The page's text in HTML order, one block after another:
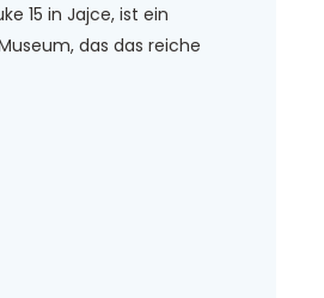
15 in Jajce, ist ein
das das reiche